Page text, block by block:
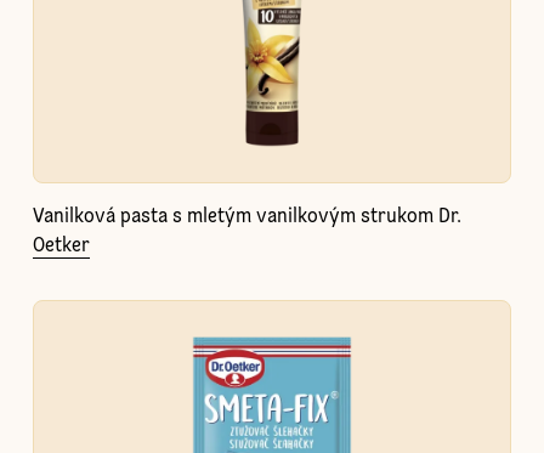
Vanilková pasta s mletým vanilkovým strukom Dr.
Oetker